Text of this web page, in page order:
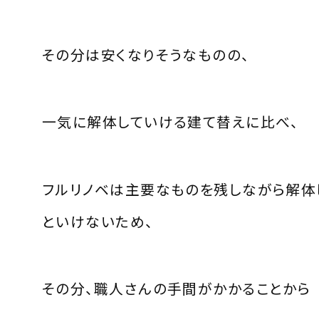
その分は安くなりそうなものの、
一気に解体していける建て替えに比べ、
フルリノベは主要なものを残しながら解
といけないため、
その分、職人さんの手間がかかることから